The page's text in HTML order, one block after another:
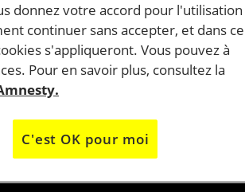
donnez votre accord pour l'utilisation
continuer sans accepter, et dans ce
s'appliqueront. Vous pouvez à
Pour en savoir plus, consultez la
C'est OK pour moi